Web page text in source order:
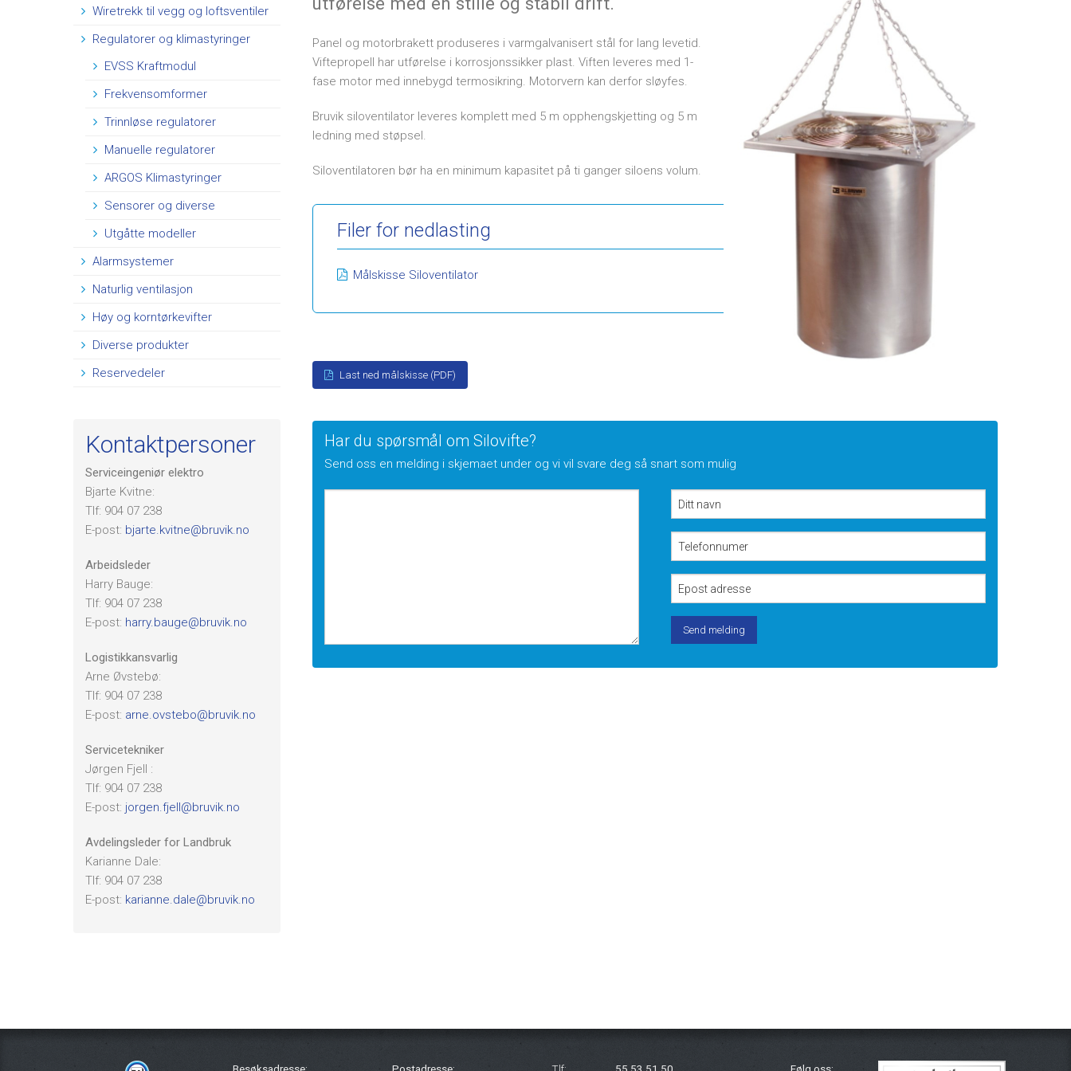
Personvernerklæring
Wiretrekk til vegg og loftsventiler
Regulatorer og klimastyringer
EVSS Kraftmodul
Frekvensomformer
Trinnløse regulatorer
Manuelle regulatorer
ARGOS Klimastyringer
Sensorer og diverse
Utgåtte modeller
Alarmsystemer
Naturlig ventilasjon
Høy og korntørkevifter
Diverse produkter
Reservedeler
Kontaktpersoner
Serviceingeniør elektro
Bjarte Kvitne:
Tlf: 904 07 238
E-post: bjarte.kvitne@bruvik.no
Arbeidsleder
Harry Bauge:
Tlf: 904 07 238
E-post: harry.bauge@bruvik.no
Logistikkansvarlig
Arne Øvstebø:
Tlf: 904 07 238
E-post: arne.ovstebo@bruvik.no
Servicetekniker
Jørgen Fjell :
Tlf: 904 07 238
E-post: jorgen.fjell@bruvik.no
Avdelingsleder for Landbruk
Karianne Dale:
Tlf: 904 07 238
E-post: karianne.dale@bruvik.no
Panel og motorbrakett produseres i varmgalvanisert stål for lang levetid.
Viftepropell har utførelse i korrosjonssikker plast. Viften leveres med 1-
fase motor med innebygd termosikring. Motorvern kan derfor sløyfes.
Bruvik siloventilator leveres komplett med 5 m opphengskjetting og 5 m
ledning med støpsel.
Siloventilatoren bør ha en minimum kapasitet på ti ganger siloens volum.
Filer for nedlasting
Målskisse Siloventilator
Last ned målskisse (PDF)
Har du spørsmål om Silovifte?
Send oss en melding i skjemaet under og vi vil svare deg så snart som mulig